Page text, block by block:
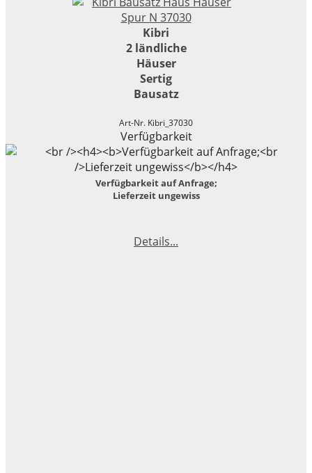
Kibri
2 ländliche
Häuser
Sertig
Bausatz
Art-Nr. Kibri_37030
Verfügbarkeit
Verfügbarkeit auf Anfrage;
Lieferzeit ungewiss
Details...